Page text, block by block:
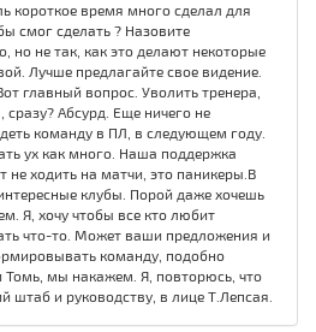
короткое время много сделал для
смог сделать ? Назовите
но не так, как это делают некоторые
Лучше предлагайте свое видение.
главный вопрос. Уволить тренера,
Абсурд. Еще ничего не
команду в ПЛ, в следующем году.
ух как много. Наша поддержка
не ходить на матчи, это паникеры.В
клубы. Порой даже хочешь
Я, хочу чтобы все кто любит
что-то. Может ваши предложения и
команду, подобно
Томь, мы накажем. Я, повторюсь, что
штаб и руководству, в лице Т.Лепсая.